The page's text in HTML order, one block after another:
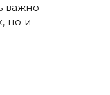
важно
но и